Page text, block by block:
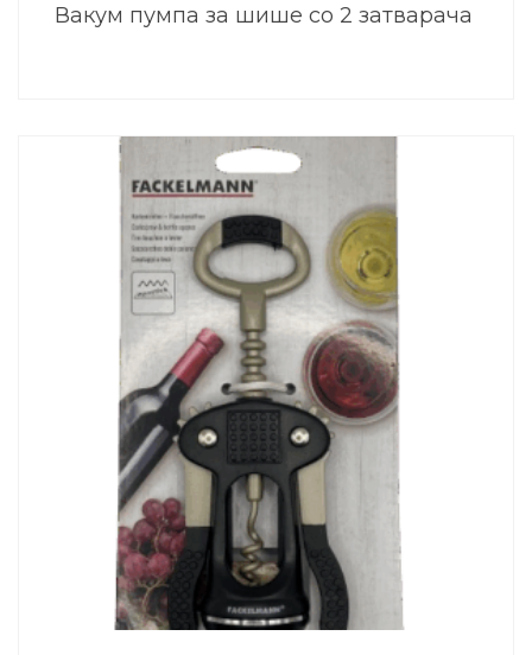
Вакум пумпа за шише со 2 затварача